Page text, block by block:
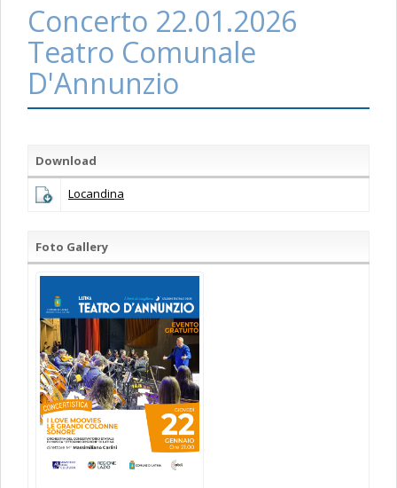
Concerto 22.01.2026
Teatro Comunale
D'Annunzio
Download
Locandina
Foto Gallery